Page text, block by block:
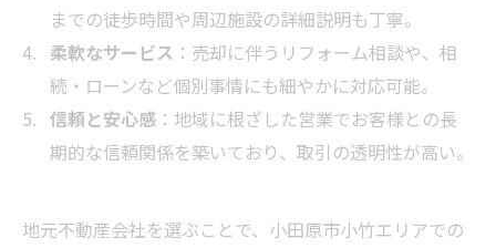
までの徒歩時間や周辺施設の詳細説明も丁寧。
柔軟なサービス ：売却に伴うリフォーム相談や、相
続・ローンなど個別事情にも細やかに対応可能。
信頼と安心感 ：地域に根ざした営業でお客様との長
期的な信頼関係を築いており、取引の透明性が高い。
地元不動産会社を選ぶことで、小田原市小竹エリアでの